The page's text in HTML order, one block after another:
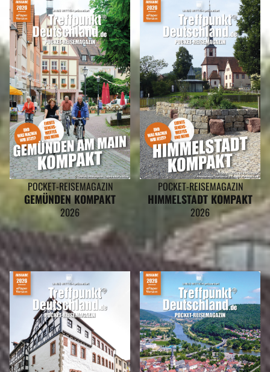
POCKET-REISEMAGAZIN
GEMÜNDEN KOMPAKT
2026
POCKET-REISEMAGAZIN
HIMMELSTADT KOMPAKT
2026